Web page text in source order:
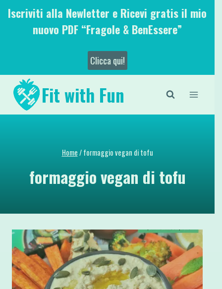
SaltaIscriviti alla Newletter e Ricevi gratis il mio
nuovo PDF “Fragole & BenEssere”
Clicca qui!
Fit with Fun
Home/ formaggio vegan di tofu
formaggio vegan di tofu